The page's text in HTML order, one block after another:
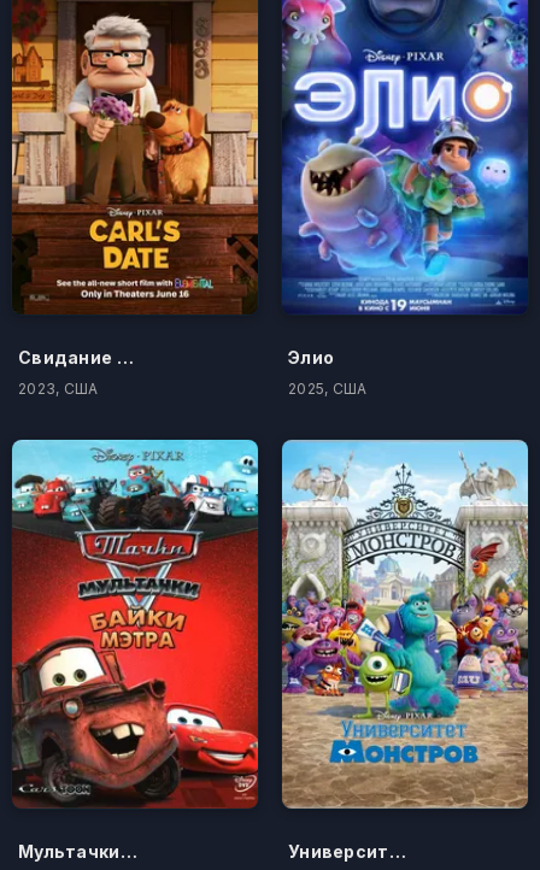
Свидание Карла
2023, США
Элио
2025, США
Мультачки: Байки Мэтра Университет монстров